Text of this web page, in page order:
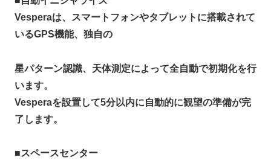
Vesperaは、スマートフォンやタブレットに搭載されて
いるGPS機能、独自の
星パターン認識、天体測定によって全自動で初期化を行
います。
Vesperaを設置して5分以内に自動的に観望の準備が完
了します。
■スペースセンター